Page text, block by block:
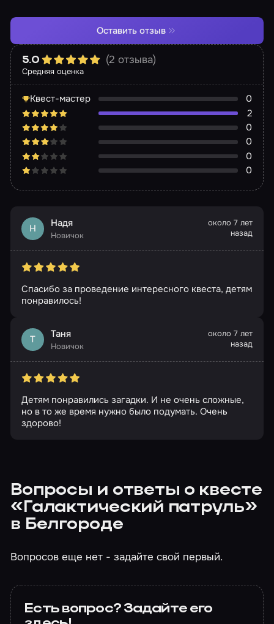
Средняя оценка
5.0 (2 отзыва)
Квест-мастер
0
2
0
0
0
0
Оставить отзыв
Н Надя
Новичок
около 7 лет
назад
Спасибо за проведение интересного квеста, детям
понравилось!
Т Таня
Новичок
около 7 лет
назад
Детям понравились загадки. И не очень сложные,
но в то же время нужно было подумать. Очень
здорово!
Вопросы и ответы о квесте
«Галактический патруль»
в Белгороде
Вопросов еще нет - задайте свой первый.
Есть вопрос? Задайте его